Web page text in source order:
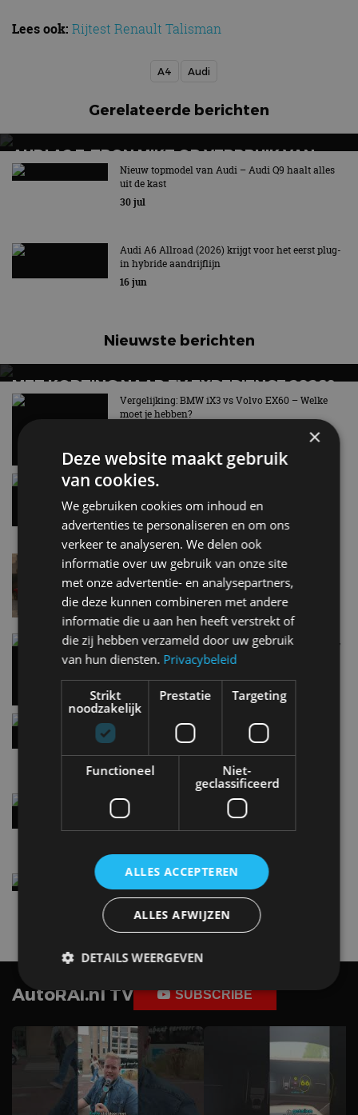
Lees ook: Rijtest Renault Talisman
A4 Audi
Gerelateerde berichten
AUDI A2 E-TRON MIKT OP VERBRUIK VAN
12,8 KWH PER 100 KILOMETER
Nieuw topmodel van Audi – Audi Q9 haalt alles
uit de kast
30 jul
Audi A6 Allroad (2026) krijgt voor het eerst plug-
in hybride aandrijflijn
16 jun
Nieuwste berichten
MET KORTING NAAR EV EXPERIENCE 2026?
AUTORAI REGELT HET!
EV Experience 2026 van 24 tot 26 september
Vergelijking: BMW iX3 vs Volvo EX60 – Welke
moet je hebben?
Gespot: een Chevrolet Corvette Z06
Lamborghini Revuelto eert 60 jaar Miura met
speciale editie
Carbon fibre op je laadkabel: nergens voor nodig,
en precies daarom geweldig
Hennessey Blackbird krijgt atmosferische V8 en
5 aug
Audi A2 e-Tron mikt op verbruik van 12,8 kWh
per 100 kilometer
4 aug
Elektrische Geely E2 (tijdelijk) net zo goedkoop
als een Renault Twingo
4 aug
AutoRAI.nl TV SUBSCRIBE
×
Deze website maakt gebruik
van cookies.
We gebruiken cookies om inhoud en
advertenties te personaliseren en om ons
verkeer te analyseren. We delen ook
informatie over uw gebruik van onze site
met onze advertentie- en analysepartners,
die deze kunnen combineren met andere
informatie die u aan hen heeft verstrekt of
die zij hebben verzameld door uw gebruik
van hun diensten. Privacybeleid
Strikt
noodzakelijk
Prestatie Targeting
Functioneel
Niet-
geclassificeerd
ALLES ACCEPTEREN
ALLES AFWIJZEN
DETAILS WEERGEVEN
Functioneel
Niet-geclassificeerd
Strikt noodzakelijke cookies maken de
kernfunctionaliteiten van de website mogelijk, zoals
gebruikersaanmelding en accountbeheer. De